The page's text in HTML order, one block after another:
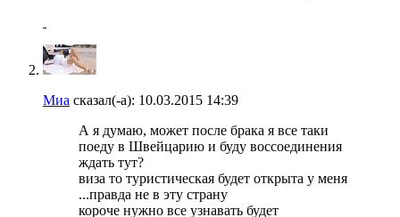
Миа сказал(-а): 10.03.2015 14:39
А я думаю, может после брака я все таки
поеду в Швейцарию и буду воссоединения
ждать тут?
виза то туристическая будет открыта у меня
...правда не в эту страну
короче нужно все узнавать будет